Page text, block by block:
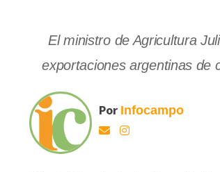
El ministro de Agricultura
exportaciones argentinas de
Por Infocampo